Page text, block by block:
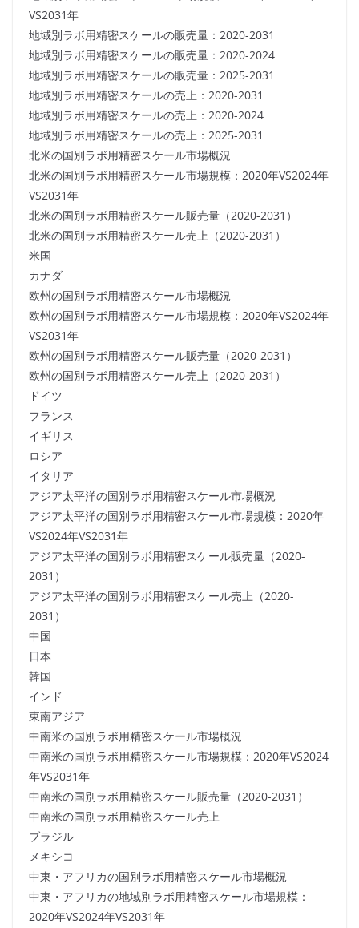
VS2031年
地域別ラボ用精密スケールの販売量：2020-2031
地域別ラボ用精密スケールの販売量：2020-2024
地域別ラボ用精密スケールの販売量：2025-2031
地域別ラボ用精密スケールの売上：2020-2031
地域別ラボ用精密スケールの売上：2020-2024
地域別ラボ用精密スケールの売上：2025-2031
北米の国別ラボ用精密スケール市場概況
北米の国別ラボ用精密スケール市場規模：2020年VS2024年
VS2031年
北米の国別ラボ用精密スケール販売量（2020-2031）
北米の国別ラボ用精密スケール売上（2020-2031）
米国
カナダ
欧州の国別ラボ用精密スケール市場概況
欧州の国別ラボ用精密スケール市場規模：2020年VS2024年
VS2031年
欧州の国別ラボ用精密スケール販売量（2020-2031）
欧州の国別ラボ用精密スケール売上（2020-2031）
ドイツ
フランス
イギリス
ロシア
イタリア
アジア太平洋の国別ラボ用精密スケール市場概況
アジア太平洋の国別ラボ用精密スケール市場規模：2020年
VS2024年VS2031年
アジア太平洋の国別ラボ用精密スケール販売量（2020-
2031）
アジア太平洋の国別ラボ用精密スケール売上（2020-
2031）
中国
日本
韓国
インド
東南アジア
中南米の国別ラボ用精密スケール市場概況
中南米の国別ラボ用精密スケール市場規模：2020年VS2024
年VS2031年
中南米の国別ラボ用精密スケール販売量（2020-2031）
中南米の国別ラボ用精密スケール売上
ブラジル
メキシコ
中東・アフリカの国別ラボ用精密スケール市場概況
中東・アフリカの地域別ラボ用精密スケール市場規模：
2020年VS2024年VS2031年